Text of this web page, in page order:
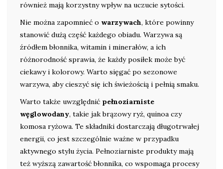
również mają korzystny wpływ na uczucie sytości.
Nie można zapomnieć o warzywach, które powinny
stanowić dużą część każdego obiadu. Warzywa są
źródłem błonnika, witamin i minerałów, a ich
różnorodność sprawia, że każdy posiłek może być
ciekawy i kolorowy. Warto sięgać po sezonowe
warzywa, aby cieszyć się ich świeżością i pełnią smaku.
Warto także uwzględnić pełnoziarniste
węglowodany, takie jak brązowy ryż, quinoa czy
komosa ryżowa. Te składniki dostarczają długotrwałej
energii, co jest szczególnie ważne w przypadku
aktywnego stylu życia. Pełnoziarniste produkty mają
też wyższą zawartość błonnika, co wspomaga procesy